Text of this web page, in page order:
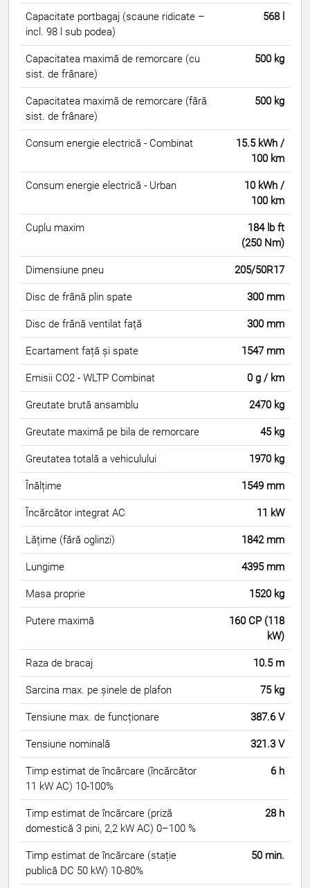
Capacitate portbagaj (scaune ridicate –
incl. 98 l sub podea)
568 l
Capacitatea maximă de remorcare (cu
sist. de frânare)
500 kg
Capacitatea maximă de remorcare (fără
sist. de frânare)
500 kg
Consum energie electrică - Combinat
15.5 kWh /
100 km
Consum energie electrică - Urban
10 kWh /
100 km
Cuplu maxim
184 lb ft
(250 Nm)
Dimensiune pneu 205/50R17
Disc de frână plin spate 300 mm
Disc de frână ventilat față 300 mm
Ecartament față și spate 1547 mm
Emisii CO2 - WLTP Combinat 0 g / km
Greutate brută ansamblu 2470 kg
Greutate maximă pe bila de remorcare 45 kg
Greutatea totală a vehiculului 1970 kg
Înălțime 1549 mm
Încărcător integrat AC 11 kW
Lățime (fără oglinzi) 1842 mm
Lungime 4395 mm
Masa proprie 1520 kg
Putere maximă
160 CP (118
kW)
Raza de bracaj 10.5 m
Sarcina max. pe șinele de plafon 75 kg
Tensiune max. de funcționare 387.6 V
Tensiune nominală 321.3 V
Timp estimat de încărcare (încărcător
11 kW AC) 10-100%
6 h
Timp estimat de încărcare (priză
domestică 3 pini, 2,2 kW AC) 0–100 %
28 h
Timp estimat de încărcare (stație
publică DC 50 kW) 10-80%
50 min.